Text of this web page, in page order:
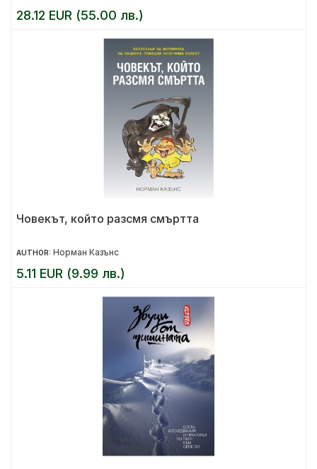
28.12 EUR (55.00 лв.)
Човекът, който разсмя смъртта
AUTHOR: Норман Казънс
5.11 EUR (9.99 лв.)